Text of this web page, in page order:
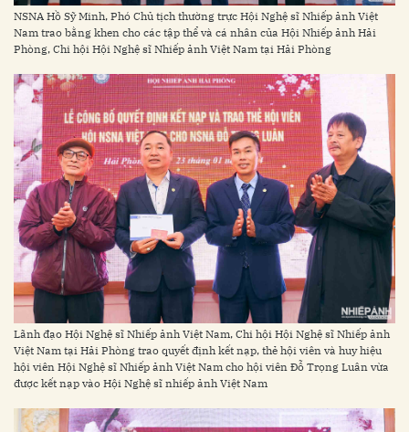
NSNA Hồ Sỹ Minh, Phó Chủ tịch thường trực Hội Nghệ sĩ Nhiếp ảnh Việt
Nam trao bằng khen cho các tập thể và cá nhân của Hội Nhiếp ảnh Hải
Phòng, Chi hội Hội Nghệ sĩ Nhiếp ảnh Việt Nam tại Hải Phòng
Lãnh đạo Hội Nghệ sĩ Nhiếp ảnh Việt Nam, Chi hội Hội Nghệ sĩ Nhiếp ảnh
Việt Nam tại Hải Phòng trao quyết định kết nạp, thẻ hội viên và huy hiệu
hội viên Hội Nghệ sĩ Nhiếp ảnh Việt Nam cho hội viên Đỗ Trọng Luân vừa
được kết nạp vào Hội Nghệ sĩ nhiếp ảnh Việt Nam